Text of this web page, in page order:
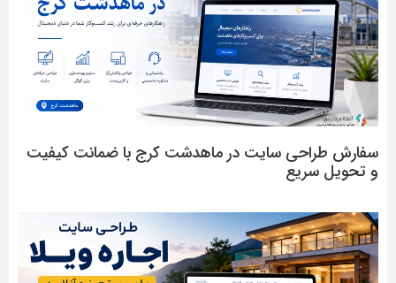
سفارش طراحی سایت در ماهدشت کرج با ضمانت کیفیت
و تحویل سریع